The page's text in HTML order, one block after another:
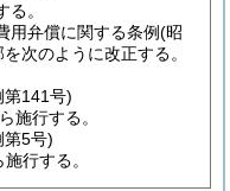
。
用弁償に関する条例(昭
次のように改正する。
第141号)
施行する。
第5号)
行する。